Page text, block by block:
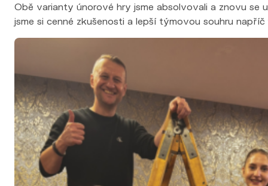
Obě varianty únorové hry jsme absolvovali a znovu
jsme si cenné zkušenosti a lepší týmovou souhru napříč